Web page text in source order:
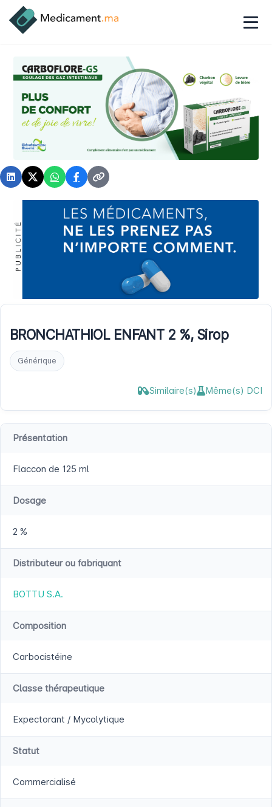
BRONCHATHIOL ENFANT 2 %, Sirop
Générique
Similaire(s) Même(s) DCI
Présentation
Flaccon de 125 ml
Dosage
2 %
Distributeur ou fabriquant
BOTTU S.A.
Composition
Carbocistéine
Classe thérapeutique
Expectorant / Mycolytique
Statut
Commercialisé